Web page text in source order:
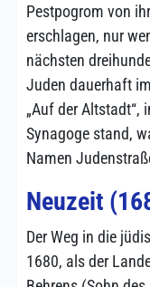
Pestpogrom von
erschlagen, nur
nächsten
Juden dauerhaft
„Auf der Altstadt“,
Synagoge stand,
Namen
Neuzeit
Der Weg in die
1680, als der